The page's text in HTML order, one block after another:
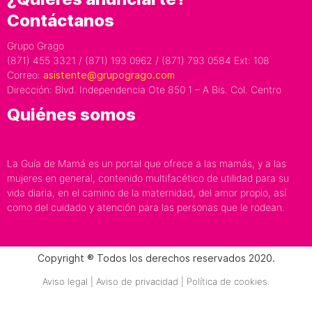
Contáctanos
Grupo Grago
(871) 455 3321 / (871) 193 0962 / (871) 793 0584 Ext: 108
Correo: asistente@grupogrago.com
Dirección: Blvd. Independencia Ote 850 1 – A Bis. Col. Centro
Quiénes somos
La Guía de Mamá es un portal que ofrece a las mamás, y a las
mujeres en general, contenido multifacético de utilidad para su
vida diaria, en el camino de la maternidad, del amor propio, así
como del cuidado y atención para las personas que le rodean.
Copyright ® Todos los derechos reservados 2020.
Aviso legal | Aviso de privacidad | Política de cookies.